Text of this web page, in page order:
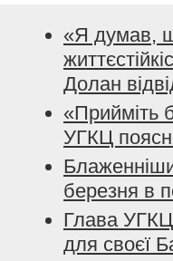
«Я думав,
Долан
«Прийміть
УГКЦ
березня в
Глава
для своєї